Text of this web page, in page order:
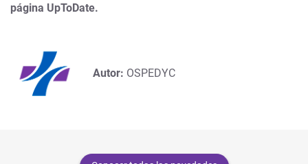
página UpToDate.
Autor: OSPEDYC